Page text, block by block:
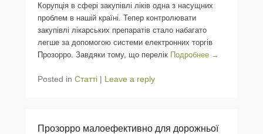
Корупція в сфері закупівлі ліків одна з насущних
проблем в нашій країні. Тепер контролювати
закупівлі лікарських препаратів стало набагато
легше за допомогою системи електронних торгів
Прозорро. Завдяки тому, що перелік Подробнее →
Posted in Статті | Leave a reply
Прозорро малоефективно для дорожньої